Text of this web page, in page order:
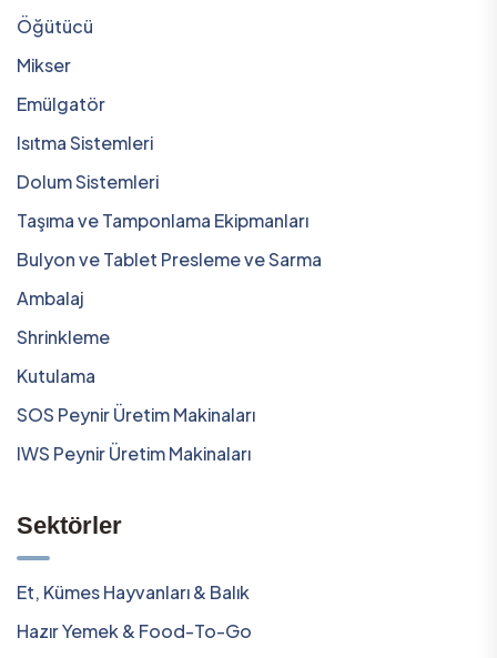
Öğütücü
Mikser
Emülgatör
Isıtma Sistemleri
Dolum Sistemleri
Taşıma ve Tamponlama Ekipmanları
Bulyon ve Tablet Presleme ve Sarma
Ambalaj
Shrinkleme
Kutulama
SOS Peynir Üretim Makinaları
IWS Peynir Üretim Makinaları
Sektörler
Et, Kümes Hayvanları & Balık
Hazır Yemek & Food-To-Go